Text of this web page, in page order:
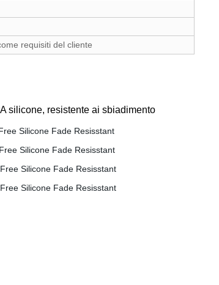
requisiti del cliente
silicone, resistente ai sbiadimento